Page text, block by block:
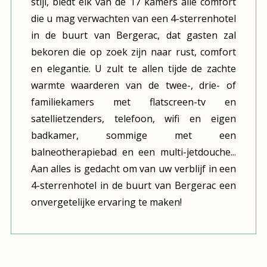
die u mag verwachten van een 4-sterrenhotel
in de buurt van Bergerac, dat gasten zal
bekoren die op zoek zijn naar rust, comfort
en elegantie. U zult te allen tijde de zachte
warmte waarderen van de twee-, drie- of
familiekamers met flatscreen-tv en
satellietzenders, telefoon, wifi en eigen
badkamer, sommige met een
balneotherapiebad en een multi-jetdouche...
Aan alles is gedacht om van uw verblijf in een
4-sterrenhotel in de buurt van Bergerac een
onvergetelijke ervaring te maken!